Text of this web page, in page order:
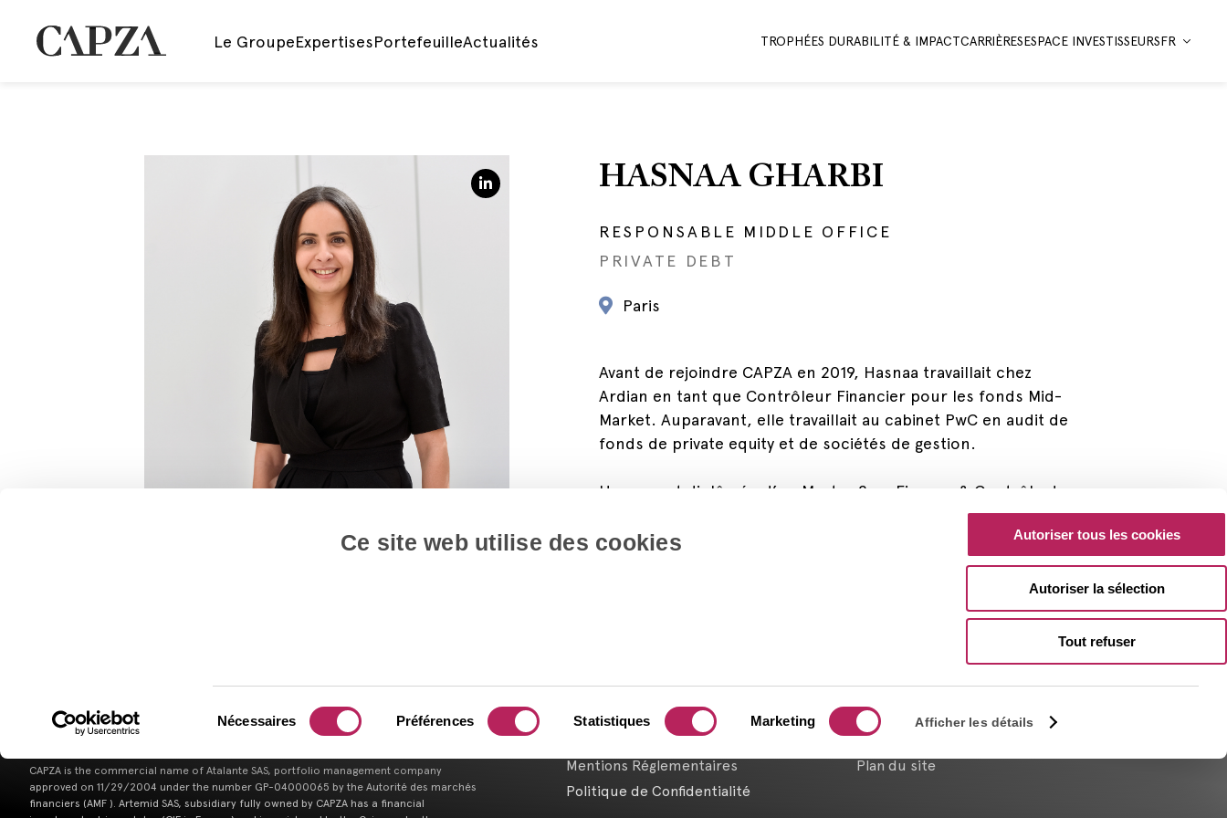
Ce site web utilise des cookies
du
Nécessaires Préférences Statistiques Marketing Afficher les détails
Autoriser tous les cookies
Autoriser la sélection
Tout refuser
Le GroupeExpertisesPortefeuilleActualités TROPHÉES DURABILITÉ & IMPACTCARRIÈRESESPACE INVESTISSEURSFR
HASNAA GHARBI
RESPONSABLE MIDDLE OFFICE
PRIVATE DEBT
Paris
Avant de rejoindre CAPZA en 2019, Hasnaa travaillait chez
Ardian en tant que Contrôleur Financier pour les fonds Mid-
Market. Auparavant, elle travaillait au cabinet PwC en audit de
fonds de private equity et de sociétés de gestion.
Hasnaa est diplômée d’un Master 2 en Finance & Contrôle de
CAPZA is the commercial name of Atalante SAS, portfolio management company
approved on 11/29/2004 under the number GP-04000065 by the Autorité des marchés
financiers (AMF ). Artemid SAS, subsidiary fully owned by CAPZA has a financial
Contactez-nous
Mentions Légales
Mentions Réglementaires
Politique de Confidentialité
Politique d’Utilisation des
Cookies
Plan du site